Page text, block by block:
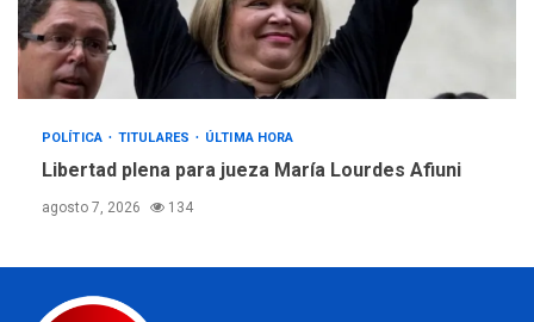
POLÍTICA TITULARES ÚLTIMA HORA
Libertad plena para jueza María Lourdes Afiuni
agosto 7, 2026 134